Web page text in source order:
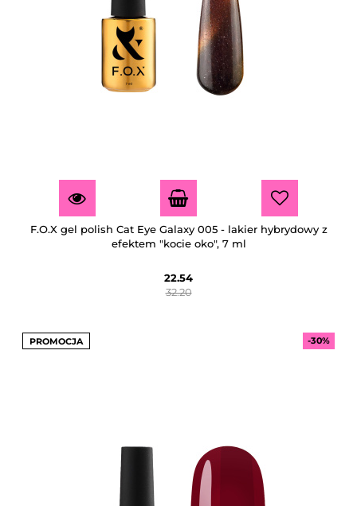
F.O.X gel polish Cat Eye Galaxy 005 - lakier hybrydowy z
efektem "kocie oko", 7 ml
22.54
32.20
PROMOCJA -30%